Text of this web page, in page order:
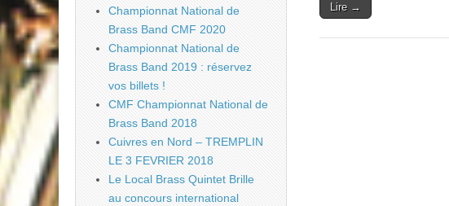
Lire →
Championnat National de
Brass Band CMF 2020
Championnat National de
Brass Band 2019 : réservez
vos billets !
CMF Championnat National de
Brass Band 2018
Cuivres en Nord – TREMPLIN
LE 3 FEVRIER 2018
Le Local Brass Quintet Brille
au concours international